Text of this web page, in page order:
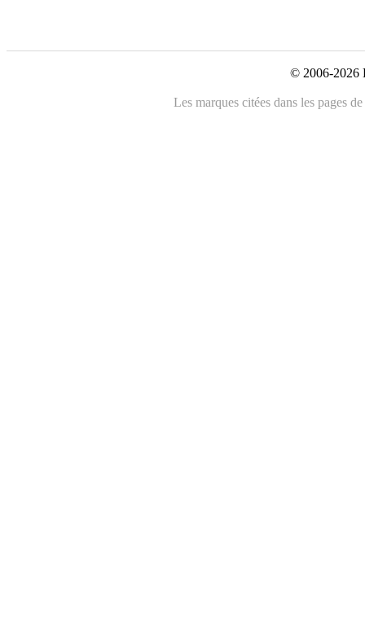
© 2006-2026
Les marques citées dans les pages